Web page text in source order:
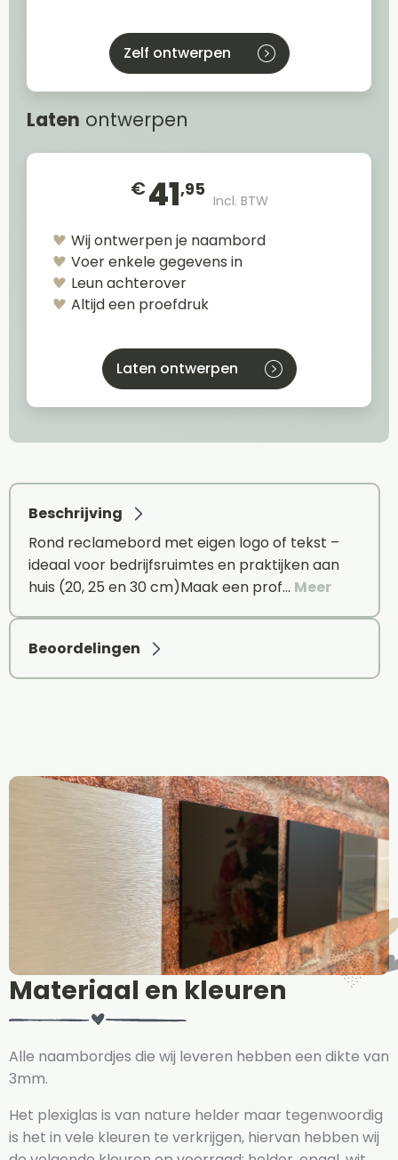
Zelf ontwerpen
Laten ontwerpen
€41,95
Incl. BTW
Wij ontwerpen je naambord
Voer enkele gegevens in
Leun achterover
Altijd een proefdruk
Laten ontwerpen
Beschrijving
Rond reclamebord met eigen logo of tekst –
ideaal voor bedrijfsruimtes en praktijken aan
huis (20, 25 en 30 cm)Maak een prof… Meer
Beoordelingen
Materiaal en kleuren
Alle naambordjes die wij leveren hebben een dikte van
3mm.
Het plexiglas is van nature helder maar tegenwoordig
is het in vele kleuren te verkrijgen, hiervan hebben wij